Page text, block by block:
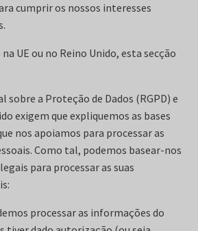
cumprir os nossos interesses
UE ou no Reino Unido, esta secção
sobre a Proteção de Dados (RGPD) e
exigem que expliquemos as bases
nos apoiamos para processar as
Como tal, podemos basear-nos
para processar as suas
processar as informações do